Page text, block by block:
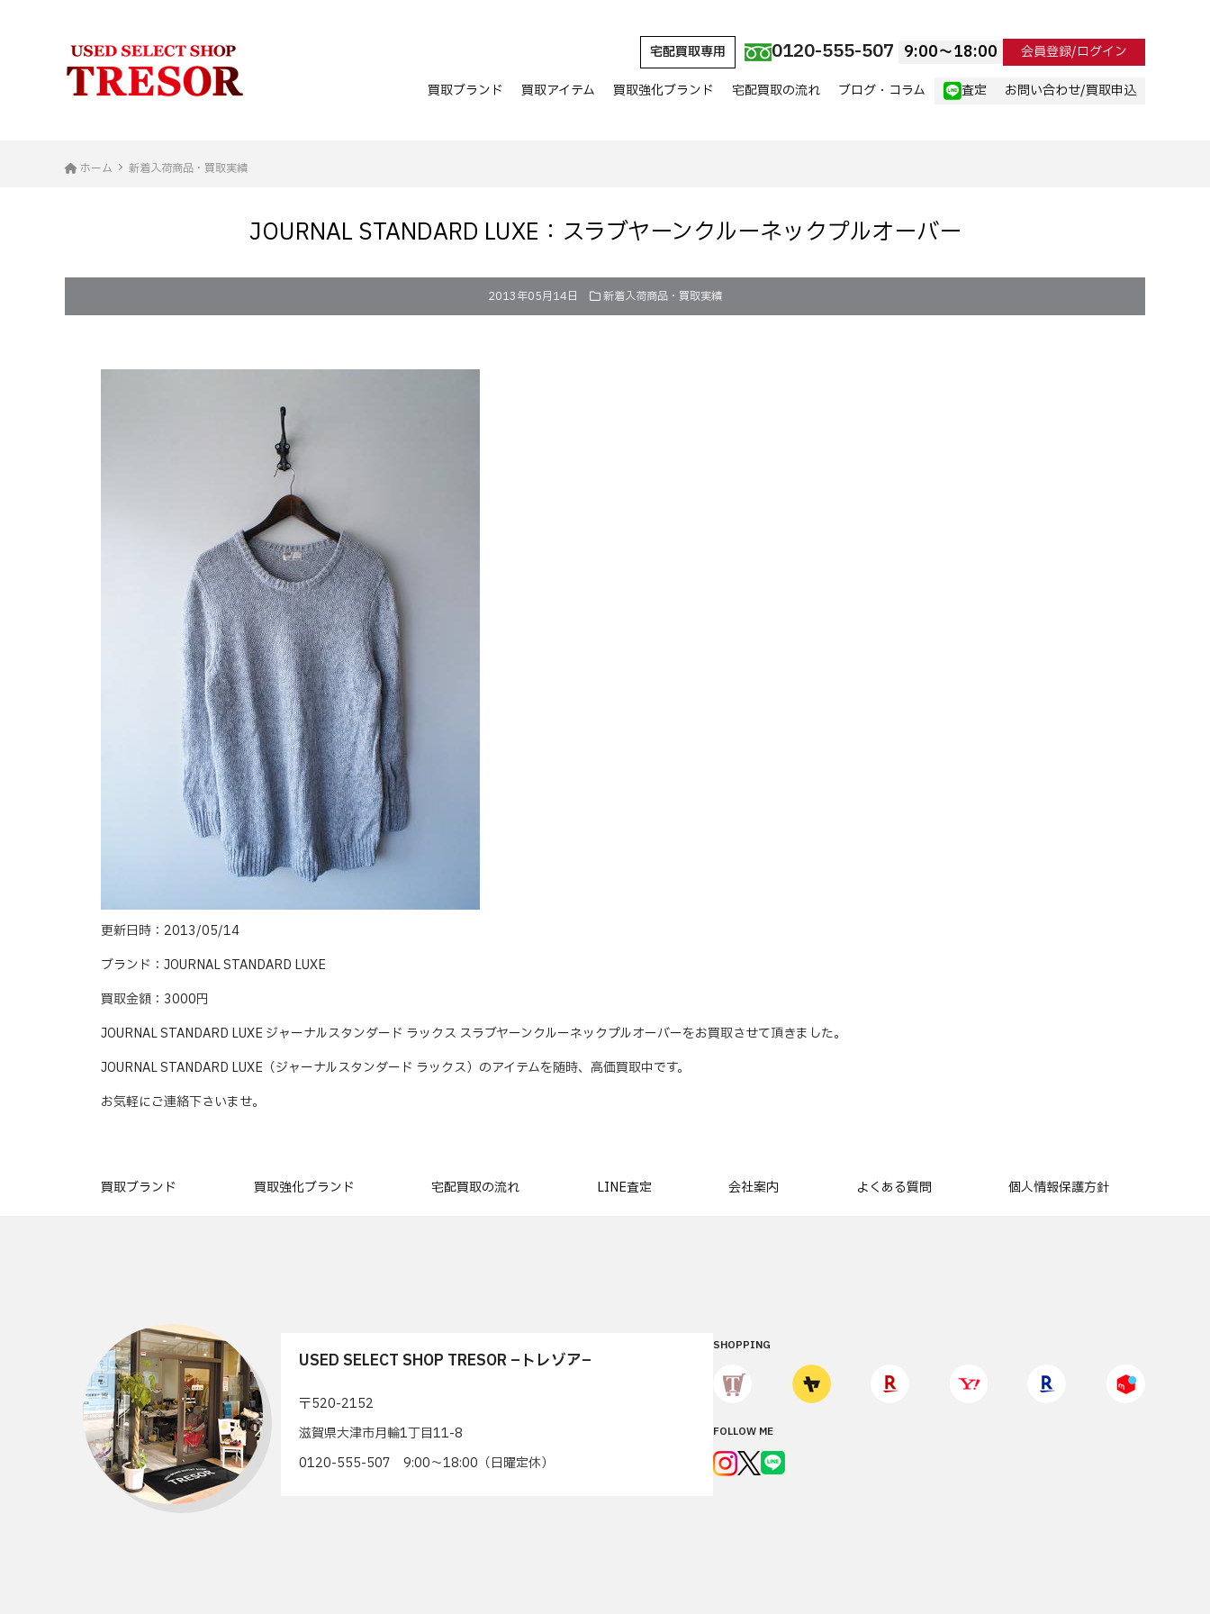
宅配買取専用 0120-555-507 9:00〜18:00 会員登録/ログイン
買取ブランド 買取アイテム 買取強化ブランド 宅配買取の流れ ブログ・コラム 査定 お問い合わせ/買取申込
ホーム 新着入荷商品・買取実績
JOURNAL STANDARD LUXE：スラブヤーンクルーネックプルオーバー
2013年05月14日 新着入荷商品・買取実績
更新日時：2013/05/14
ブランド：JOURNAL STANDARD LUXE
買取金額：3000円
JOURNAL STANDARD LUXE ジャーナルスタンダード ラックス スラブヤーンクルーネックプルオーバーをお買取させて頂きました。
JOURNAL STANDARD LUXE（ジャーナルスタンダード ラックス）のアイテムを随時、高価買取中です。
お気軽にご連絡下さいませ。
買取ブランド 買取強化ブランド 宅配買取の流れ LINE査定 会社案内 よくある質問 個人情報保護方針
USED SELECT SHOP TRESOR –トレゾア–
〒520-2152
滋賀県大津市月輪1丁目11-8
0120-555-507 9:00〜18:00（日曜定休）
SHOPPING
FOLLOW ME